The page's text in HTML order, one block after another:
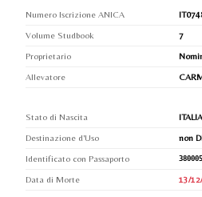
Numero Iscrizione ANICA
Volume Studbook
7
Proprietario
Allevatore
Stato di Nascita
ITALIA
Destinazione d'Uso
non
Identificato con Passaporto
Data di Morte 13/